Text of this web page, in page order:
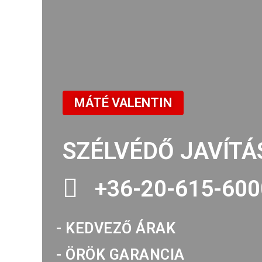
MÁTÉ VALENTIN
SZÉLVÉDŐ
+36-20-615-
- KEDVEZŐ ÁRAK
- ÖRÖK GARANCIA